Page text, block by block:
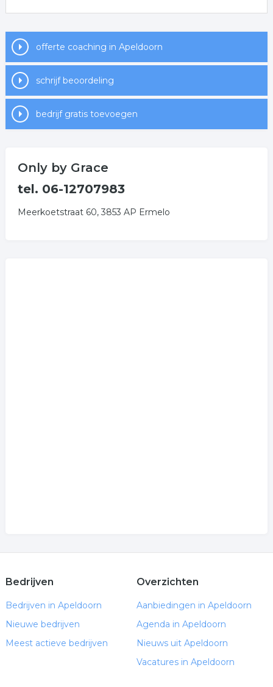
offerte coaching in Apeldoorn
schrijf beoordeling
bedrijf gratis toevoegen
Only by Grace
tel. 06-12707983
Meerkoetstraat 60, 3853 AP Ermelo
Bedrijven
Bedrijven in Apeldoorn
Nieuwe bedrijven
Meest actieve bedrijven
Overzichten
Aanbiedingen in Apeldoorn
Agenda in Apeldoorn
Nieuws uit Apeldoorn
Vacatures in Apeldoorn